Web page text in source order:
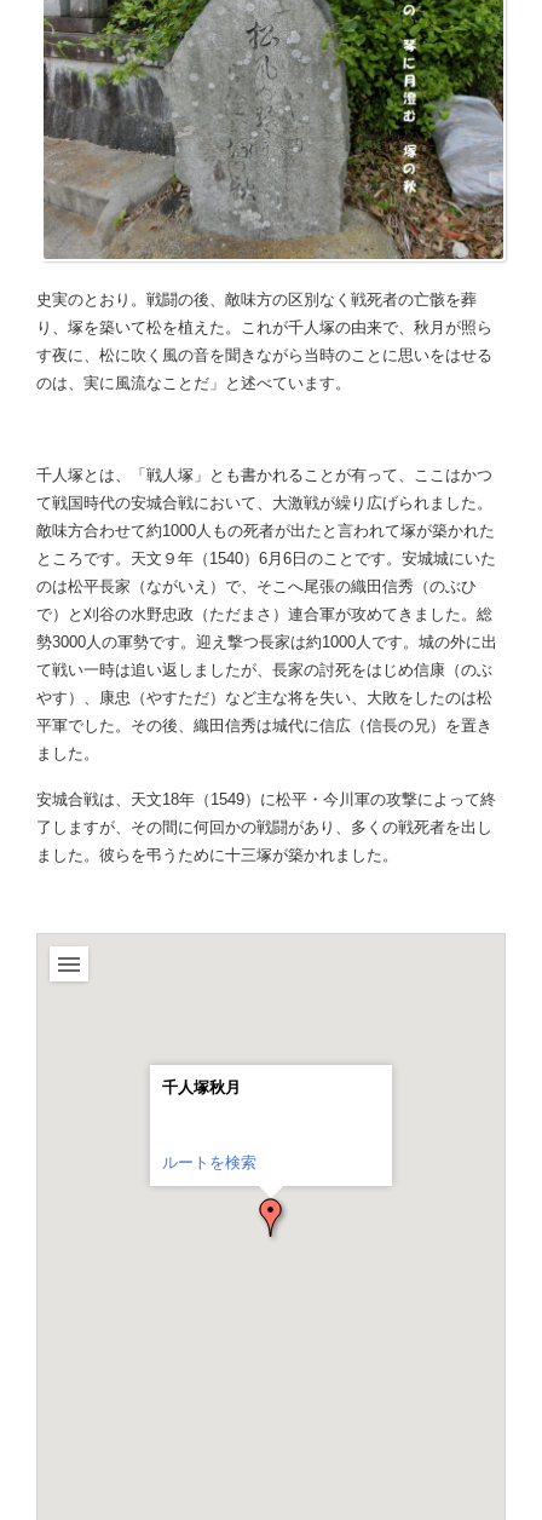
史実のとおり。戦闘の後、敵味方の区別なく戦死者の亡骸を葬
り、塚を築いて松を植えた。これが千人塚の由来で、秋月が照ら
す夜に、松に吹く風の音を聞きながら当時のことに思いをはせる
のは、実に風流なことだ」と述べています。
千人塚とは、「戦人塚」とも書かれることが有って、ここはかつ
て戦国時代の安城合戦において、大激戦が繰り広げられました。
敵味方合わせて約1000人もの死者が出たと言われて塚が築かれた
ところです。天文９年（1540）6月6日のことです。安城城にいた
のは松平長家（ながいえ）で、そこへ尾張の織田信秀（のぶひ
で）と刈谷の水野忠政（ただまさ）連合軍が攻めてきました。総
勢3000人の軍勢です。迎え撃つ長家は約1000人です。城の外に出
て戦い一時は追い返しましたが、長家の討死をはじめ信康（のぶ
やす）、康忠（やすただ）など主な将を失い、大敗をしたのは松
平軍でした。その後、織田信秀は城代に信広（信長の兄）を置き
ました。
安城合戦は、天文18年（1549）に松平・今川軍の攻撃によって終
了しますが、その間に何回かの戦闘があり、多くの戦死者を出し
ました。彼らを弔うために十三塚が築かれました。
千人塚秋月
ルートを検索